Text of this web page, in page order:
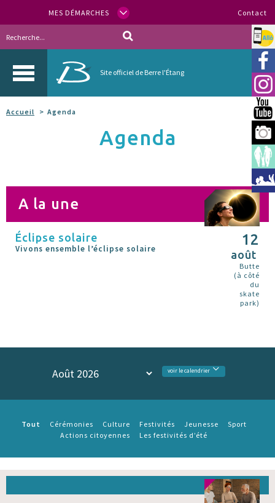
MES DÉMARCHES Contact
Site officiel de Berre l'Étang
Allo
Accueil Agenda
Agenda
A la une
Éclipse solaire
Vivons ensemble l’éclipse solaire
12
août
Butte
(à côté
du
skate
park)
voir le calendrier
Tout Cérémonies Culture Festivités Jeunesse
Sport
Actions citoyennes
Les festivités d’été